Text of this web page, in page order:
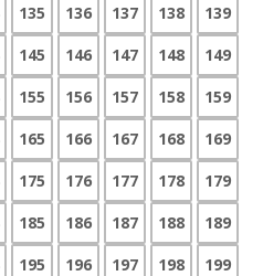
135 136 137 138
139
145 146 147 148
149
155 156 157 158
159
165 166 167 168
169
175 176 177 178
179
185 186 187 188
189
195 196 197 198
199